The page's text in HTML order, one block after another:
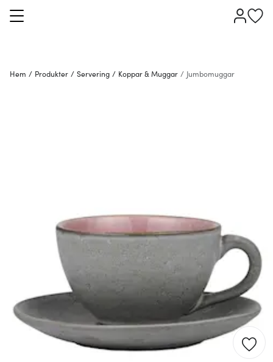
Hem / Produkter / Servering / Koppar & Muggar / Jumbomuggar